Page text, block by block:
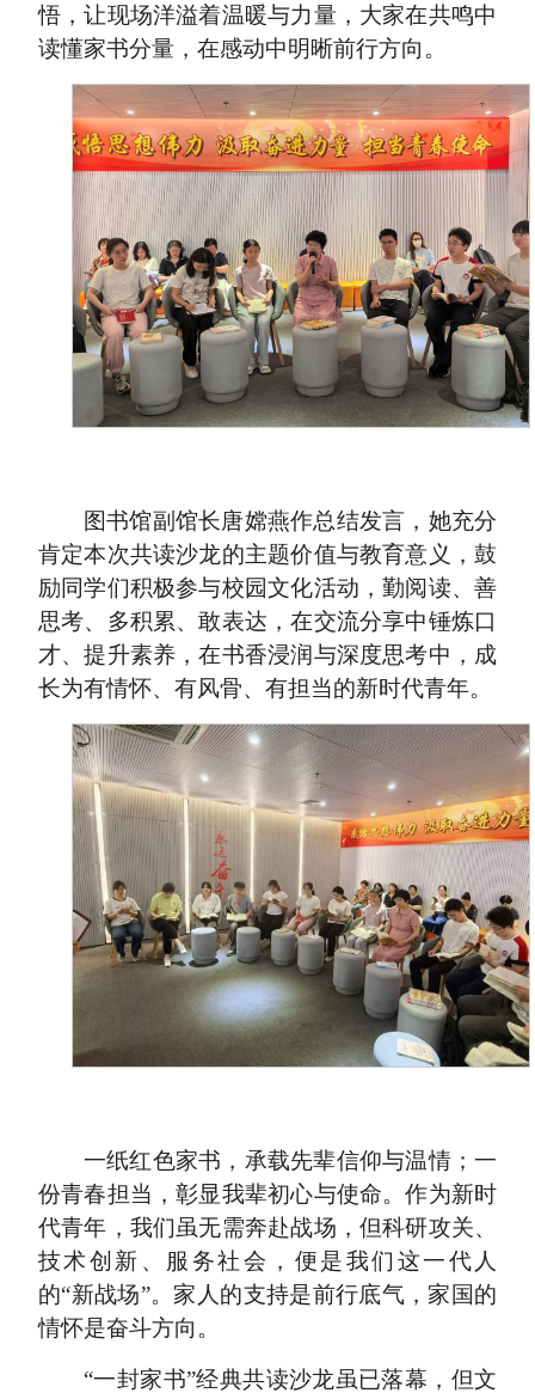
悟，让现场洋溢着温暖与力量，大家在共鸣中
读懂家书分量，在感动中明晰前行方向。
图书馆副馆长唐嫦燕作总结发言，她充分
肯定本次共读沙龙的主题价值与教育意义，鼓
励同学们积极参与校园文化活动，勤阅读、善
思考、多积累、敢表达，在交流分享中锤炼口
才、提升素养，在书香浸润与深度思考中，成
长为有情怀、有风骨、有担当的新时代青年。
一纸红色家书，承载先辈信仰与温情；一
份青春担当，彰显我辈初心与使命。作为新时
代青年，我们虽无需奔赴战场，但科研攻关、
技术创新、服务社会，便是我们这一代人
的“新战场”。家人的支持是前行底气，家国的
情怀是奋斗方向。
“一封家书”经典共读沙龙虽已落幕，但文